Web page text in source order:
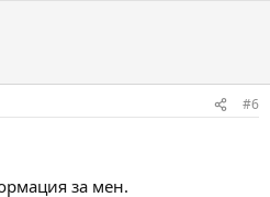
#6
за мен.